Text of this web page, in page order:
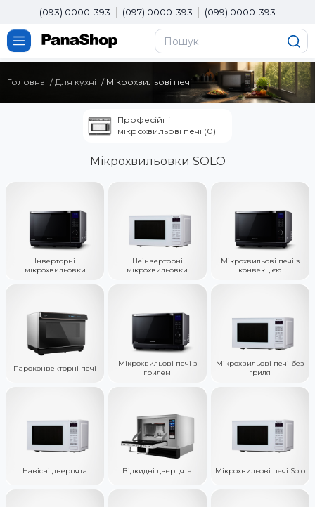
(093) 0000-393 (097) 0000-393 (099) 0000-393
Головна Для кухні Мікрохвильові печі
Професійні
мікрохвильові печі (0)
Мікрохвильовки SOLO
Інверторні
мікрохвильовки
Неінверторні
мікрохвильовки
Мікрохвильові печі з
конвекцією
Пароконвекторні печі
Мікрохвильові печі з
грилем
Мікрохвильові печі без
гриля
Навісні дверцята Відкидні дверцята Мікрохвильові печі Solo